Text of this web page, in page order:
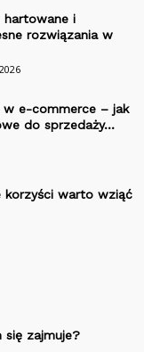
hartowane i
rozwiązania w
w e-commerce – jak
do sprzedaży...
korzyści warto wziąć
się zajmuje?